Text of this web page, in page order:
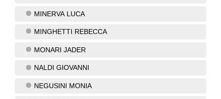
MINERVA LUCA
MINGHETTI REBECCA
MONARI JADER
NALDI GIOVANNI
NEGUSINI MONIA